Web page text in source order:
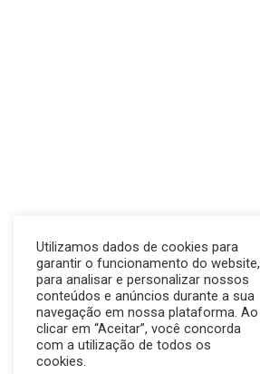
Utilizamos dados de cookies para
garantir o funcionamento do website,
para analisar e personalizar nossos
conteúdos e anúncios durante a sua
navegação em nossa plataforma. Ao
clicar em “Aceitar”, você concorda
com a utilização de todos os
cookies.